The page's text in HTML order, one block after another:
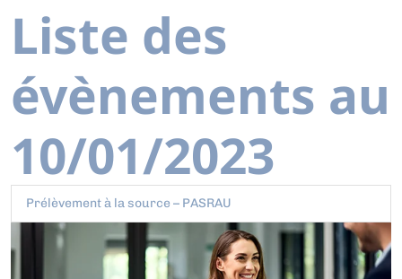
Liste des
évènements au
10/01/2023
Prélèvement à la source – PASRAU